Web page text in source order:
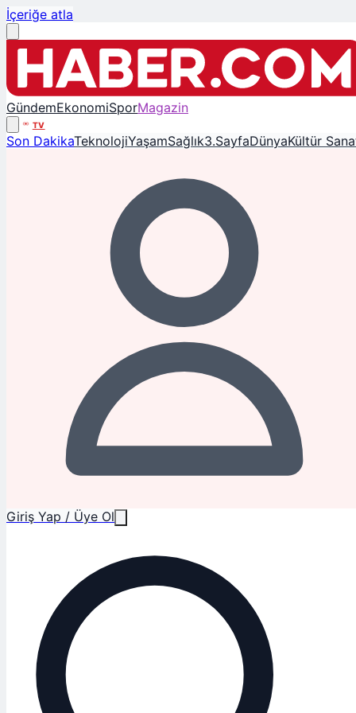
İçeriğe atla
GündemEkonomiSporMagazin
TV
Son DakikaTeknolojiYaşamSağlık3.SayfaDünyaKültür
Giriş Yap / Üye Ol